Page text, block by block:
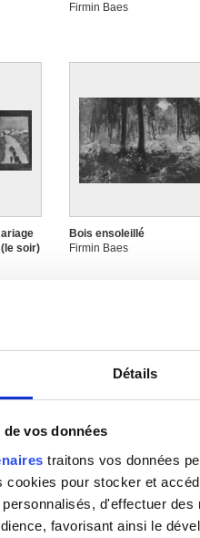
Détails
vos données
traitons vos données
cookies pour stocker et
d'effectuer
favorisant ainsi le
Firmin Baes
soir)
Bois ensoleillé
Firmin Baes
Champs de blé
Firmin Baes